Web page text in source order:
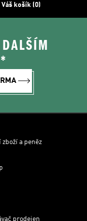
Váš košík (0)
zboží a peněz
prodejen